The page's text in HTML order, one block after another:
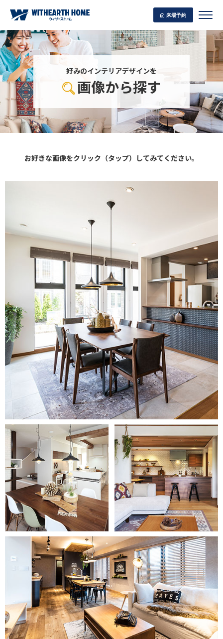
来場予約
WITHEARTH HOME の BEST PLAN
エリア限定商品
好みのインテリアデザインを
画像から探す
お好きな画像をクリック（タップ）してみてください。